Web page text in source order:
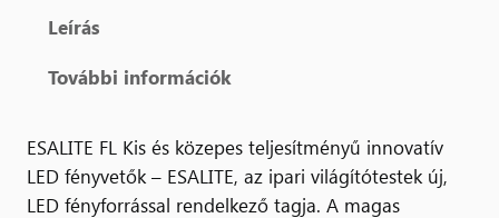
Leírás
További információk
ESALITE FL Kis és közepes teljesítményű innovatív
LED fényvetők – ESALITE, az ipari világítótestek új,
LED fényforrással rendelkező tagja. A magas